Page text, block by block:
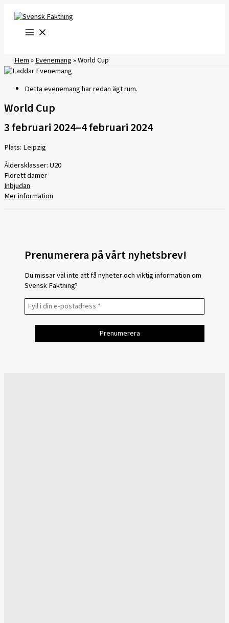
innehåll
Hem»Evenemang»World Cup
Detta evenemang har redan ägt rum.
World Cup
3 februari 2024–4 februari 2024
Plats: Leipzig
Åldersklasser: U20
Florett damer
Inbjudan
Mer information
Prenumerera på vårt nyhetsbrev!
Du missar väl inte att få nyheter och viktig information om
Svensk Fäktning?